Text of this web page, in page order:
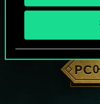
궨트
PC